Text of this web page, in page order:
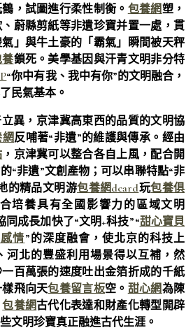
，試圖進行柔性制衡。 包養網塑，
蔚縣剪紙等非遺珍寶并置一處，貫
」與牛土豪的「霸氣」瞬間被天秤
鎖死。美學基因與汗青文明非分特
“你中有我、我中有你”的文明融合，
民氣基本。
異，京津冀高東西的品質的文明協
反哺著“非遺”的維護與傳承。經由
，京津冀可以整合各自上風，配合開
“非遺”文創產物；可以串聯特點“非
的精品文明游包養網dcard玩包養俱
培養具有全國影響力的區域文明
成長加快了“文明+科技”“甜心寶貝
情”的深度融會，使北京的科技上
河北的豐盛利用場景得以互補，然
百萬張的速度吐出金箔折成的千紙
飛向天包養留言板空。 甜心網為陳
包養網古代化表達和財產化轉型開辟
文明珍寶真正融進古代生涯。